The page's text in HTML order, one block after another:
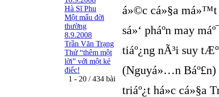
Hà Sĩ Phu
Một mẩu đời
thường
8.9.2008
Trần Văn Trạng
Thử “thêm một
lời” với một kẻ
điếc!
1 - 20 / 434 bài
á»©c cá»§a má»™t
sá»‘ pháº­n may
tiáº¿ng nÃ³i suy
(Nguyá»…n Báº£n)
triáº¿t há»c cá»§a